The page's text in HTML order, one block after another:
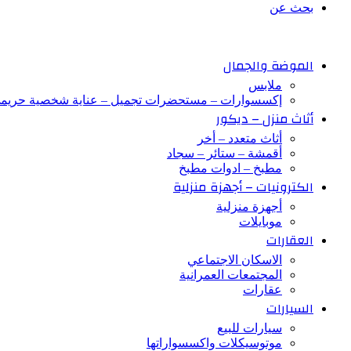
بحث عن
الموضة والجمال
ملابس
إكسسوارات – مستحضرات تجميل – عناية شخصية
أثاث منزل – ديكور
أثاث متعدد – أخر
أقمشة – ستائر – سجاد
مطبخ – ادوات مطبخ
الكترونيات – أجهزة منزلية
أجهزة منزلية
موبايلات
العقارات
الاسكان الاجتماعي
المجتمعات العمرانية
عقارات
السيارات
سيارات للبيع
موتوسيكلات واكسسواراتها